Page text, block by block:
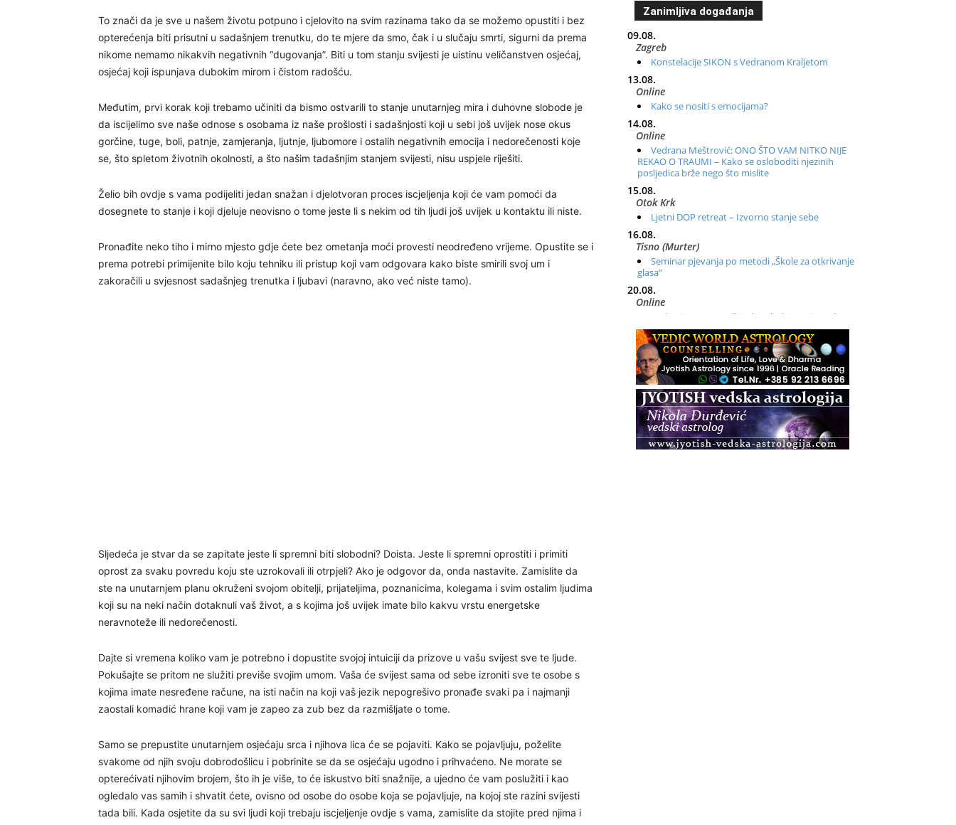
To znači da je sve u našem životu potpuno i cjelovito na svim razinama tako da se možemo opustiti i bez
opterećenja biti prisutni u sadašnjem trenutku, do te mjere da smo, čak i u slučaju smrti, sigurni da prema
nikome nemamo nikakvih negativnih “dugovanja”. Biti u tom stanju svijesti je uistinu veličanstven osjećaj,
osjećaj koji ispunjava dubokim mirom i čistom radošću.
Međutim, prvi korak koji trebamo učiniti da bismo ostvarili to stanje unutarnjeg mira i duhovne slobode je
da iscijelimo sve naše odnose s osobama iz naše prošlosti i sadašnjosti koji u sebi još uvijek nose okus
gorčine, tuge, boli, patnje, zamjeranja, ljutnje, ljubomore i ostalih negativnih emocija i nedorečenosti koje
se, što spletom životnih okolnosti, a što našim tadašnjim stanjem svijesti, nisu uspjele riješiti.
Želio bih ovdje s vama podijeliti jedan snažan i djelotvoran proces iscjeljenja koji će vam pomoći da
dosegnete to stanje i koji djeluje neovisno o tome jeste li s nekim od tih ljudi još uvijek u kontaktu ili niste.
Pronađite neko tiho i mirno mjesto gdje ćete bez ometanja moći provesti neodređeno vrijeme. Opustite se i
prema potrebi primijenite bilo koju tehniku ili pristup koji vam odgovara kako biste smirili svoj um i
zakoračili u svjesnost sadašnjeg trenutka i ljubavi (naravno, ako već niste tamo).
Sljedeća je stvar da se zapitate jeste li spremni biti slobodni? Doista. Jeste li spremni oprostiti i primiti
oprost za svaku povredu koju ste uzrokovali ili otrpjeli? Ako je odgovor da, onda nastavite. Zamislite da
ste na unutarnjem planu okruženi svojom obitelji, prijateljima, poznanicima, kolegama i svim ostalim ljudima
koji su na neki način dotaknuli vaš život, a s kojima još uvijek imate bilo kakvu vrstu energetske
neravnoteže ili nedorečenosti.
Dajte si vremena koliko vam je potrebno i dopustite svojoj intuiciji da prizove u vašu svijest sve te ljude.
Pokušajte se pritom ne služiti previše svojim umom. Vaša će svijest sama od sebe izroniti sve te osobe s
kojima imate nesređene račune, na isti način na koji vaš jezik nepogrešivo pronađe svaki pa i najmanji
zaostali komadić hrane koji vam je zapeo za zub bez da razmišljate o tome.
Samo se prepustite unutarnjem osjećaju srca i njihova lica će se pojaviti. Kako se pojavljuju, poželite
svakome od njih svoju dobrodošlicu i pobrinite se da se osjećaju ugodno i prihvaćeno. Ne morate se
opterećivati njihovim brojem, što ih je više, to će iskustvo biti snažnije, a ujedno će vam poslužiti i kao
ogledalo vas samih i shvatit ćete, ovisno od osobe do osobe koja se pojavljuje, na kojoj ste razini svijesti
tada bili. Kada osjetite da su svi ljudi koji trebaju iscjeljenje ovdje s vama, zamislite da stojite pred njima i
Zanimljiva događanja
09.08.
Zagreb
Konstelacije SIKON s Vedranom Kraljetom
13.08.
Online
Kako se nositi s emocijama?
14.08.
Online
Vedrana Meštrović: ONO ŠTO VAM NITKO NIJE
REKAO O TRAUMI – Kako se osloboditi njezinih
posljedica brže nego što mislite
15.08.
Otok Krk
Ljetni DOP retreat – Izvorno stanje sebe
16.08.
Tisno (Murter)
Seminar pjevanja po metodi „Škole za otkrivanje
glasa“
20.08.
Online
Radionica: Pomagači iz drugih dimenzija Online –
otvoreno za sve
21.08.
Zagreb+Online
Osnovni ThetaHealing® tečaj, Zagreb i Online
22.08.
Zagreb
Osnovna radionica za izscjeljivanje pranom (Basic
Pranic Healing course)
Pula